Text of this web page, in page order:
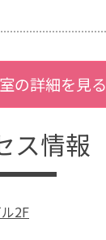
の詳細を見る
ス情報
2F